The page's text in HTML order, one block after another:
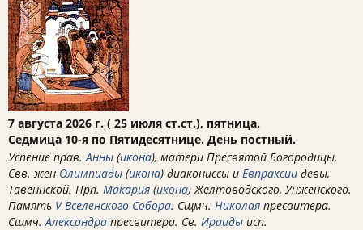
7 августа 2026 г. ( 25 июля ст.ст.), пятница.
Седмица 10-я по Пятидесятнице. День постный.
Успение прав. Анны (икона), матери Пресвятой Богородицы.
Свв. жен Олимпиады (икона) диакониссы и Евпраксии девы,
Тавеннской. Прп. Макария (икона) Желтоводского, Унженского.
Память V Вселенского Собора. Сщмч. Николая пресвитера.
Сщмч. Александра пресвитера. Св. Ираиды исп.